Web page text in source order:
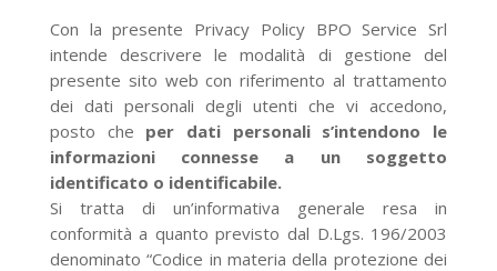
Con la presente Privacy Policy BPO Service Srl
intende descrivere le modalità di gestione del
presente sito web con riferimento al trattamento
dei dati personali degli utenti che vi accedono,
posto che per dati personali s’intendono le
informazioni connesse a un soggetto
identificato o identificabile.
Si tratta di un’informativa generale resa in
conformità a quanto previsto dal D.Lgs. 196/2003
denominato “Codice in materia della protezione dei